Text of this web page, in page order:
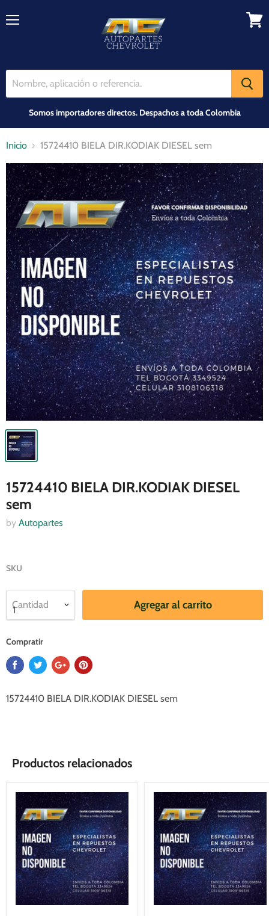
Somos importadores directos. Despachos a toda Colombia
Inicio 15724410 BIELA DIR.KODIAK DIESEL sem
15724410 BIELA DIR.KODIAK DIESEL
sem
by Autopartes
SKU
Cantidad Agregar al carrito
Compratir
15724410 BIELA DIR.KODIAK DIESEL sem
Productos relacionados